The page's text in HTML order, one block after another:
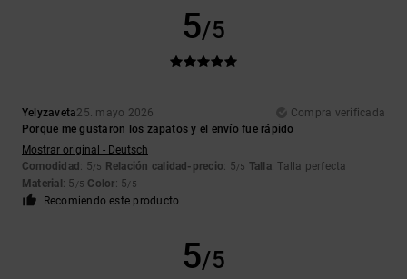
5/5
Yelyzaveta25. mayo 2026
Compra verificada
Porque me gustaron los zapatos y el envío fue rápido
Mostrar original - Deutsch
Comodidad : 5/5 Relación calidad-precio: 5/5 Talla: Talla perfecta
Material : 5 /5 Color: 5/5
Recomiendo este producto
5/5